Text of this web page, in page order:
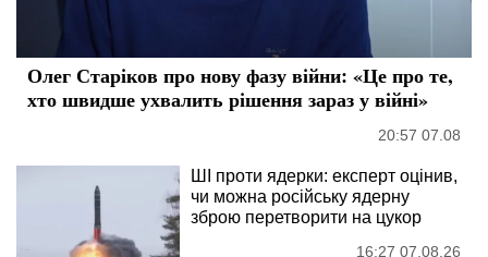
Олег Старіков про нову фазу війни: «Це про те,
хто швидше ухвалить рішення зараз у війні»
20:57 07.08
ШІ проти ядерки: експерт оцінив,
чи можна російську ядерну
зброю перетворити на цукор
16:27 07.08.26